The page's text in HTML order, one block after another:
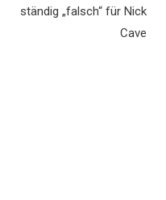
ständig „falsch“ für Nick
Cave